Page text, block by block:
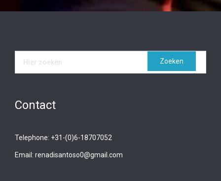
Contact
Telephone: +31-(0)6-18707052
Email: renadisantoso0@gmail.com